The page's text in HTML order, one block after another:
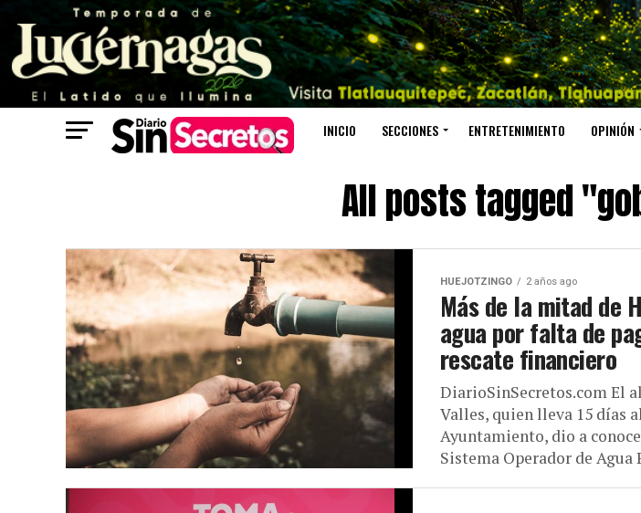
INICIO SECCIONES ENTRETENIMIENTO OPINIÓN
All posts tagged
HUEJOTZINGO 2 años ago
Más de la mitad de
agua por falta de
rescate financiero
DiarioSinSecretos.com El
Valles, quien lleva 15 días
Ayuntamiento, dio a
Sistema Operador de Agua